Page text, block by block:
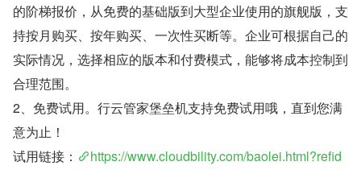
的阶梯报价，从免费的基础版到大型企业使用的旗舰版，支
持按月购买、按年购买、一次性买断等。企业可根据自己的
实际情况，选择相应的版本和付费模式，能够将成本控制到
合理范围。
2、免费试用。行云管家堡垒机支持免费试用哦，直到您满
意为止！
试用链接：
https://www.cloudbility.com/baolei.html?refid